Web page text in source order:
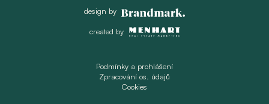
design by
created by
Podmínky a prohlášení
Zpracování os. údajů
Cookies